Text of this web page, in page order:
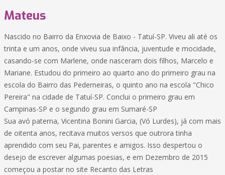
Mateus
Nascido no Bairro da Enxovia de Baixo - Tatuí-SP. Viveu ali até os
trinta e um anos, onde viveu sua infância, juventude e mocidade,
casando-se com Marlene, onde nasceram dois filhos, Marcelo e
Mariane. Estudou do primeiro ao quarto ano do primeiro grau na
escola do Bairro das Pederneiras, o quinto ano na escola "Chico
Pereira" na cidade de Tatuí-SP. Conclui o primeiro grau em
Campinas-SP e o segundo grau em Sumaré-SP
Sua avó paterna, Vicentina Bonini Garcia, (Vó Lurdes), já com mais
de oitenta anos, recitava muitos versos que outrora tinha
aprendido com seu Pai, parentes e amigos. Isso despertou o
desejo de escrever algumas poesias, e em Dezembro de 2015
começou a postar no site Recanto das Letras